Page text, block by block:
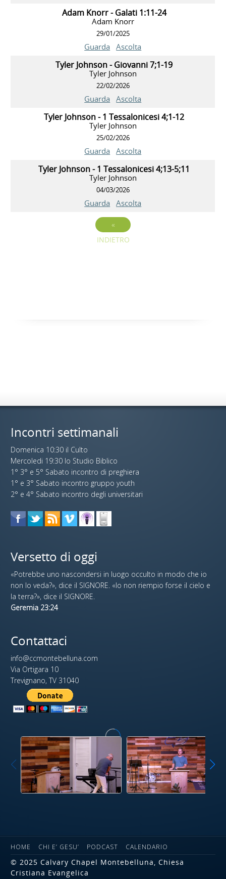
Adam Knorr - Galati 1:11-24
Adam Knorr
29/01/2025
Guarda Ascolta
Tyler Johnson - Giovanni 7;1-19
Tyler Johnson
22/02/2026
Guarda Ascolta
Tyler Johnson - 1 Tessalonicesi 4;1-12
Tyler Johnson
25/02/2026
Guarda Ascolta
Tyler Johnson - 1 Tessalonicesi 4;13-5;11
Tyler Johnson
04/03/2026
Guarda Ascolta
«
INDIETRO
Incontri settimanali
Domenica 10:30 il Culto
Mercoledi 19:30 lo Studio Biblico
1° 3° e 5° Sabato incontro di preghiera
1° e 3° Sabato incontro gruppo youth
2° e 4° Sabato incontro degli universitari
Versetto di oggi
«Potrebbe uno nascondersi in luogo occulto in modo che io
non lo veda?», dice il SIGNORE. «Io non riempio forse il cielo e
la terra?», dice il SIGNORE.
Geremia 23:24
Contattaci
info@ccmontebelluna.com
Via Ortigara 10
Trevignano, TV 31040
HOME CHI E’ GESU’ PODCAST CALENDARIO
© 2025 Calvary Chapel Montebelluna, Chiesa
Cristiana Evangelica